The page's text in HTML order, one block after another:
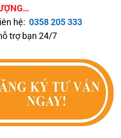
hệ: 0358 205 333
trợ bạn 24/7